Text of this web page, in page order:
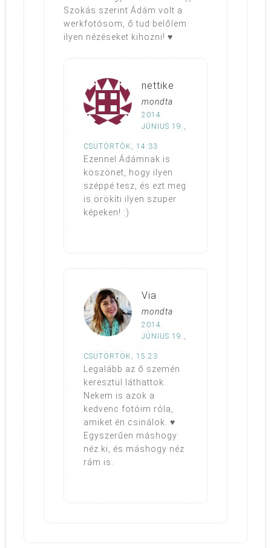
Szokás szerint Ádám volt a
werkfotósom, ő tud belőlem
ilyen nézéseket kihozni! ♥
nettike
mondta
2014.
JÚNIUS 19.,
CSÜTÖRTÖK, 14:33
Ezennel Ádámnak is
köszönet, hogy ilyen
széppé tesz, és ezt meg
is örökíti ilyen szuper
képeken! :)
Via
mondta
2014.
JÚNIUS 19.,
CSÜTÖRTÖK, 15:23
Legalább az ő szemén
keresztül láthattok.
Nekem is azok a
kedvenc fotóim róla,
amiket én csinálok. ♥
Egyszerűen máshogy
néz ki, és máshogy néz
rám is.